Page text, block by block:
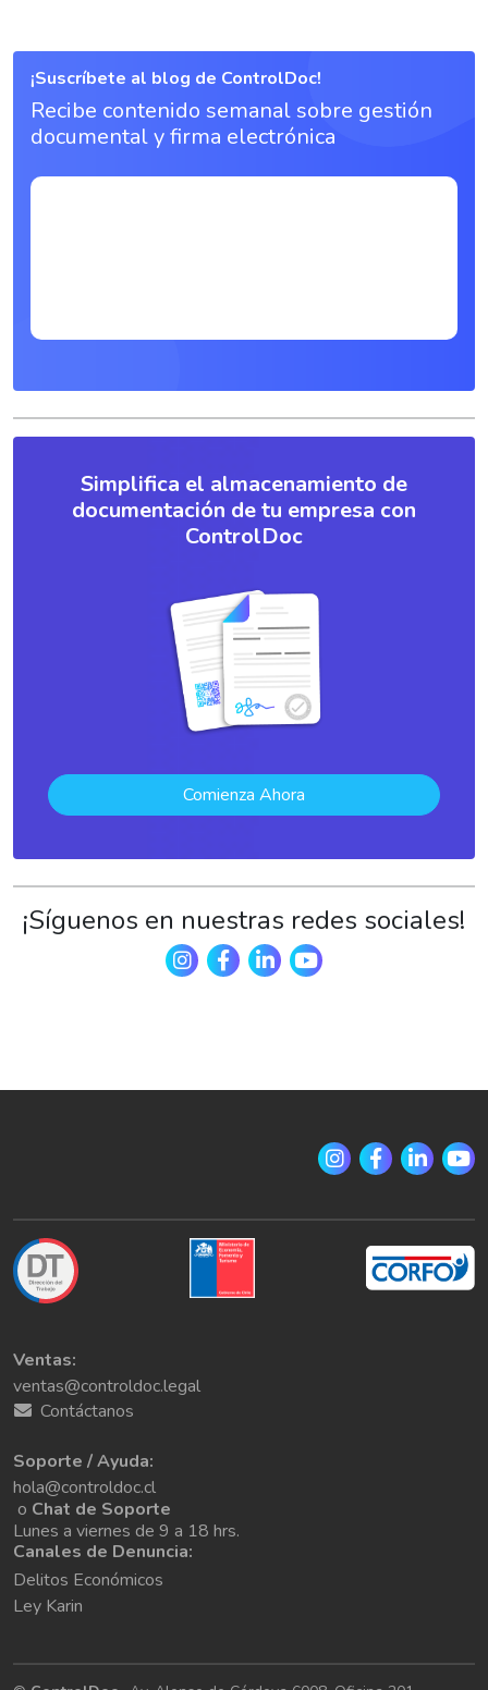
¡Suscríbete al blog de ControlDoc!
Recibe contenido semanal sobre gestión
documental y firma electrónica
Simplifica el almacenamiento de
documentación de tu empresa con
ControlDoc
Comienza Ahora
¡Síguenos en nuestras redes sociales!
Ventas:
ventas@controldoc.legal
Contáctanos
Soporte / Ayuda:
hola@controldoc.cl
o Chat de Soporte
Lunes a viernes de 9 a 18 hrs.
Canales de Denuncia:
Delitos Económicos
Ley Karin